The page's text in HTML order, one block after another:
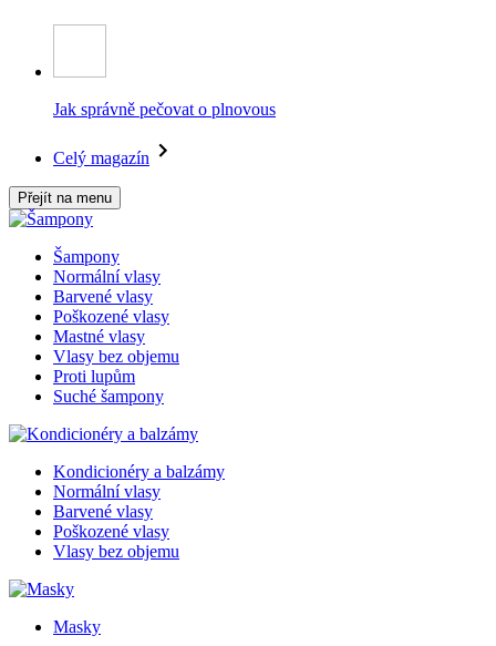
Jak správně pečovat o plnovous
Celý magazín
Přejít na menu
Šampony
Normální vlasy
Barvené vlasy
Poškozené vlasy
Mastné vlasy
Vlasy bez objemu
Proti lupům
Suché šampony
Kondicionéry a balzámy
Normální vlasy
Barvené vlasy
Poškozené vlasy
Vlasy bez objemu
Masky